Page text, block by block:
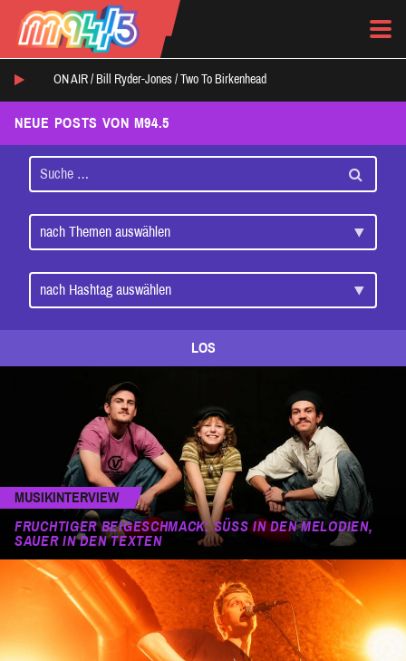
ON AIR / Bill Ryder-Jones / Two To Birkenhead
NEUE POSTS VON M94.5
LOS
MUSIKINTERVIEW
FRUCHTIGER BEIGESCHMACK: SÜSS IN DEN MELODIEN, S
AUER IN DEN TEXTEN